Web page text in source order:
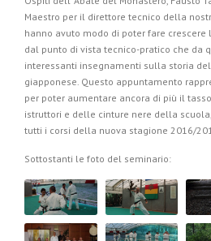
Maestro per il direttore tecnico della
hanno avuto modo di poter fare crescere
dal punto di vista tecnico-pratico che da
interessanti insegnamenti sulla storia
giapponese. Questo appuntamento
per poter aumentare ancora di più il
istruttori e delle cinture nere della
tutti i corsi della nuova stagione 2016/
Sottostanti le foto del seminario: